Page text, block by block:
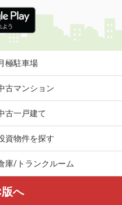
極駐車場
古マンション
古一戸建て
資物件を探す
庫/トランクルーム
へ